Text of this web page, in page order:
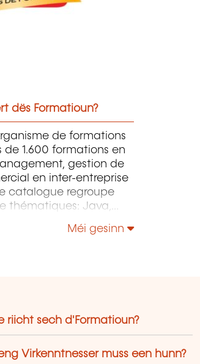
dës Formatioun?
de formations
de 1.600 formations en
gestion de
en inter-entreprise
catalogue regroupe
thématiques: Java,
Vmware, Autocad,
Méi gesinn
riicht sech d'Formatioun?
Virkenntnesser muss een hunn?